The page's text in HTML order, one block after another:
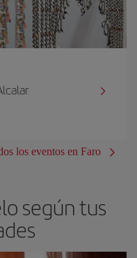
los eventos en Faro
según tus